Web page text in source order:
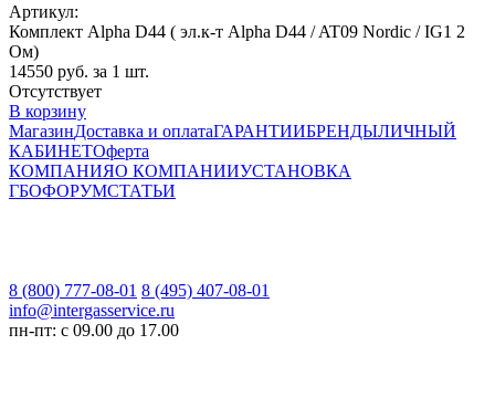
Артикул:
Комплект Alpha D44 ( эл.к-т Alpha D44 / AT09 Nordic / IG1 2
Ом)
14550 руб. за 1 шт.
Отсутствует
В корзину
МагазинДоставка и оплатаГАРАНТИИБРЕНДЫЛИЧНЫЙ
КАБИНЕТОферта
КОМПАНИЯО КОМПАНИИУСТАНОВКА
ГБОФОРУМСТАТЬИ
8 (800) 777-08-01 8 (495) 407-08-01
info@intergasservice.ru
пн-пт: с 09.00 до 17.00